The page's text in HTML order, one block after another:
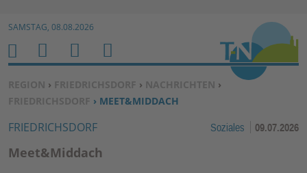
Zum Inhalt springen ↓
SAMSTAG, 08.08.2026
SIE BEFINDEN SICH HIER:
REGION › FRIEDRICHSDORF › NACHRICHTEN ›
FRIEDRICHSDORF › MEET&MIDDACH
FRIEDRICHSDORF Soziales 09.07.2026
Meet&Middach
H
O
M
E
M
E
N
U
S
U
C
H
E
N
B
E
N